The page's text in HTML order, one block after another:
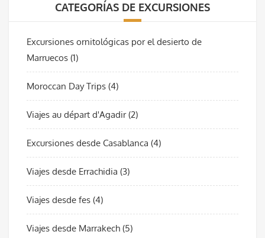
CATEGORÍAS DE EXCURSIONES
Excursiones ornitológicas por el desierto de
Marruecos (1)
Moroccan Day Trips (4)
Viajes au départ d'Agadir(2)
Excursiones desde Casablanca (4)
Viajes desde Errachidia (3)
Viajes desde fes (4)
Viajes desde Marrakech (5)